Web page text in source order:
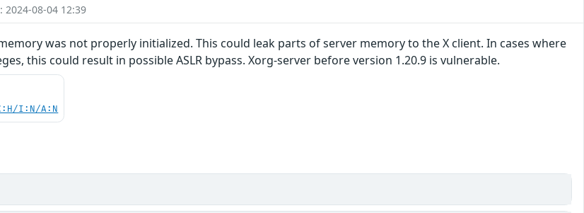
2024-08-04 12:39
was not properly initialized. This could leak parts of server memory to the X client. In cases where
this could result in possible ASLR bypass. Xorg-server before version 1.20.9 is vulnerable.
I:N/A:N